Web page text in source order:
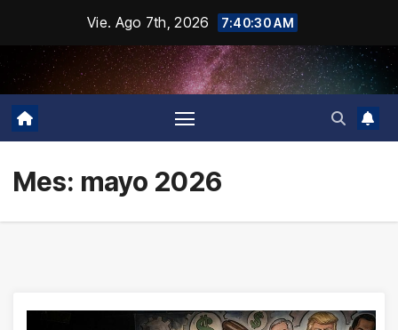
contenido
Vie. Ago 7th, 2026 7:40:31 AM
Mes: mayo 2026